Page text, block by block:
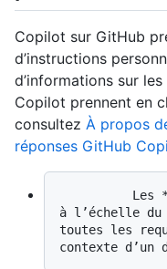
Copilot sur GitHub
d’instructions
d’informations sur
Copilot prennent en
consultez À propos
réponses GitHub
à l’échelle du
toutes les